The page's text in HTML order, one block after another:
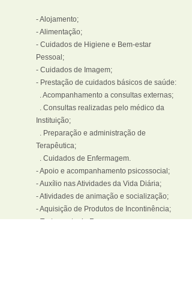
- Alojamento;
- Alimentação;
- Cuidados de Higiene e Bem-estar
Pessoal;
- Cuidados de Imagem;
- Prestação de cuidados básicos de saúde:
. Acompanhamento a consultas externas;
. Consultas realizadas pelo médico da
Instituição;
. Preparação e administração de
Terapêutica;
. Cuidados de Enfermagem.
- Apoio e acompanhamento psicossocial;
- Auxílio nas Atividades da Vida Diária;
- Atividades de animação e socialização;
- Aquisição de Produtos de Incontinência;
- Tratamento de Roupa;